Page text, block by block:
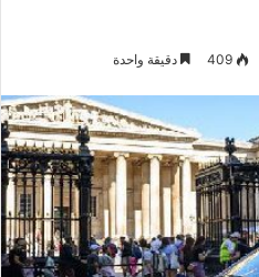
409 دقيقة واحدة